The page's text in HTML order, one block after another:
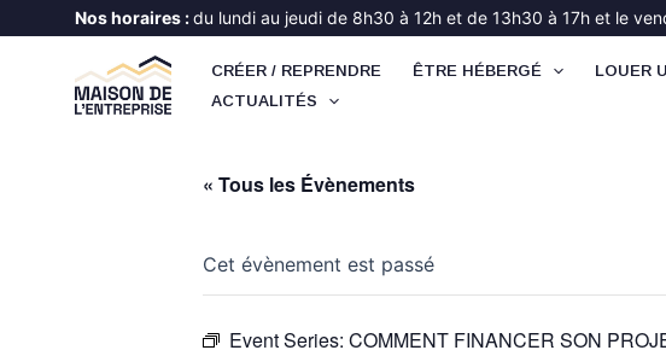
Nos horaires :du lundi au jeudi de 8h30 à 12h et de 13h30 à 17h et le
CRÉER / REPRENDRE ÊTRE HÉBERGÉ LOUER
ACTUALITÉS
« Tous les Évènements
Cet évènement est passé
Event Series: COMMENT FINANCER SON